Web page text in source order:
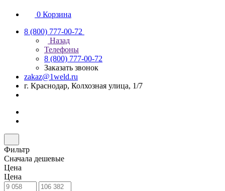
0 Корзина
8 (800) 777-00-72
Назад
Телефоны
8 (800) 777-00-72
Заказать звонок
zakaz@1weld.ru
г. Краснодар, Колхозная улица, 1/7
Фильтр
Сначала дешевые
Цена
Цена